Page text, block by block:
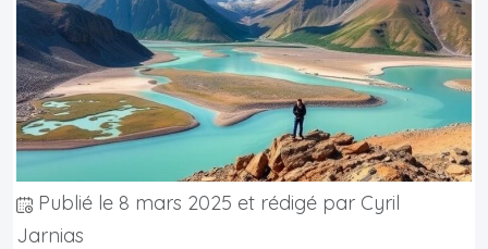
Publié le 8 mars 2025 et rédigé par Cyril
Jarnias